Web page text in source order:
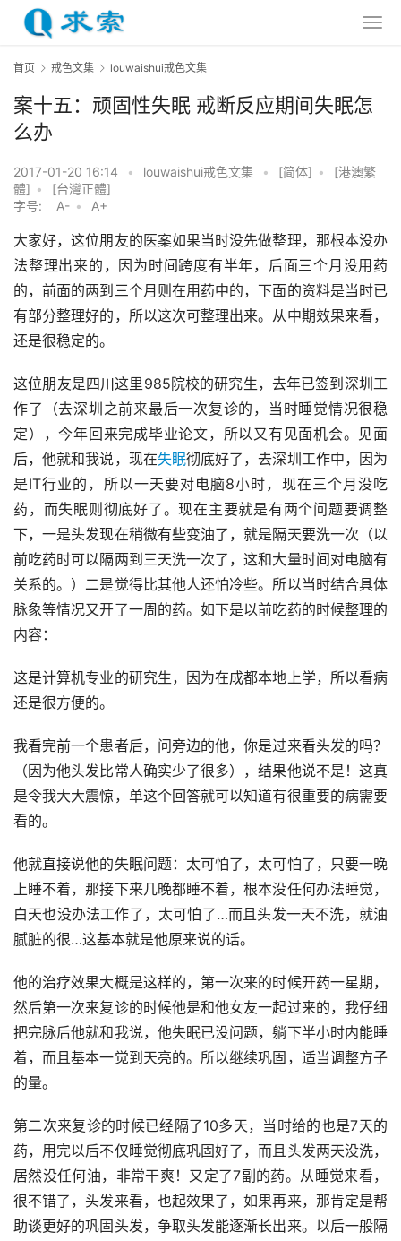
首页 戒色文集 louwaishui戒色文集
案十五：顽固性失眠 戒断反应期间失眠怎
么办
2017-01-20 16:14 • louwaishui戒色文集 • [简体] •
[港澳繁
體] •
[台灣正體]
字号:
A- • A+
大家好，这位朋友的医案如果当时没先做整理，那根本没办
法整理出来的，因为时间跨度有半年，后面三个月没用药
的，前面的两到三个月则在用药中的，下面的资料是当时已
有部分整理好的，所以这次可整理出来。从中期效果来看，
还是很稳定的。
这位朋友是四川这里985院校的研究生，去年已签到深圳工
作了（去深圳之前来最后一次复诊的，当时睡觉情况很稳
定），今年回来完成毕业论文，所以又有见面机会。见面
后，他就和我说，现在失眠彻底好了，去深圳工作中，因为
是IT行业的，所以一天要对电脑8小时，现在三个月没吃
药，而失眠则彻底好了。现在主要就是有两个问题要调整
下，一是头发现在稍微有些变油了，就是隔天要洗一次（以
前吃药时可以隔两到三天洗一次了，这和大量时间对电脑有
关系的。）二是觉得比其他人还怕冷些。所以当时结合具体
脉象等情况又开了一周的药。如下是以前吃药的时候整理的
内容：
这是计算机专业的研究生，因为在成都本地上学，所以看病
还是很方便的。
我看完前一个患者后，问旁边的他，你是过来看头发的吗？
（因为他头发比常人确实少了很多），结果他说不是！这真
是令我大大震惊，单这个回答就可以知道有很重要的病需要
看的。
他就直接说他的失眠问题：太可怕了，太可怕了，只要一晚
上睡不着，那接下来几晚都睡不着，根本没任何办法睡觉，
白天也没办法工作了，太可怕了…而且头发一天不洗，就油
腻脏的很…这基本就是他原来说的话。
他的治疗效果大概是这样的，第一次来的时候开药一星期，
然后第一次来复诊的时候他是和他女友一起过来的，我仔细
把完脉后他就和我说，他失眠已没问题，躺下半小时内能睡
着，而且基本一觉到天亮的。所以继续巩固，适当调整方子
的量。
第二次来复诊的时候已经隔了10多天，当时给的也是7天的
药，用完以后不仅睡觉彻底巩固好了，而且头发两天没洗，
居然没任何油，非常干爽！又定了7副的药。从睡觉来看，
很不错了，头发来看，也起效果了，如果再来，那肯定是帮
助谈更好的巩固头发，争取头发能逐渐长出来。以后一般隔